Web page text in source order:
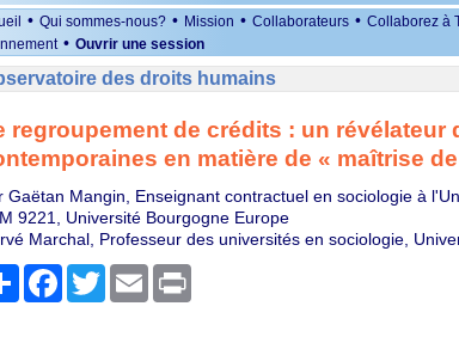
• Qui sommes-nous? • Mission • Collaborateurs • Collaborez à
• Ouvrir une session
des droits humains
regroupement de crédits : un révélateur
en matière de « maîtrise
Gaëtan Mangin, Enseignant contractuel en sociologie à
9221, Université Bourgogne Europe
Marchal, Professeur des universités en sociologie,
PartagerFacebook
TwitterEmail Print